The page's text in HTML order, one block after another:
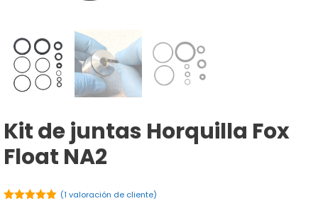
Kit de juntas Horquilla Fox
Float NA2
(1 valoración de cliente)